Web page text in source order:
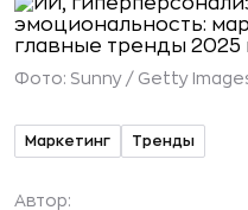
Фото: Sunny / Getty
Маркетинг Тренды
Автор: